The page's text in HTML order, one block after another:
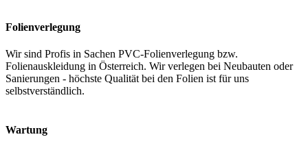
Folienverlegung
Wir sind Profis in Sachen PVC-Folienverlegung bzw.
Folienauskleidung in Österreich. Wir verlegen bei Neubauten oder
Sanierungen - höchste Qualität bei den Folien ist für uns
selbstverständlich.
Wartung